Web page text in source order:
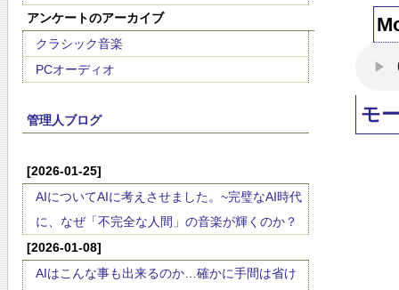
アンケートのアーカイブ
クラシック音楽
PCオーディオ
管理人ブログ
[2026-01-25]
AIについてAIに考えさせました。~完璧なAI時代
に、なぜ「不完全な人間」の音楽が輝くのか？
[2026-01-08]
AIはこんな事も出来るのか…確かに手間は省け
モ